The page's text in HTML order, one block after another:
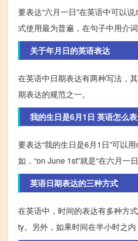
要表达“六月一日”在英语中可以
式使用最为普遍，在句子中用介
关于年月日的英语表达
在英语中日期表达有两种写法，
期表达的规范之一。
我的生日是6月1日 英语怎么
要表达“我的生日是6月1日”可以
如，“on June 1st”就是“在六月一日
英语日期表达的三种方式
在英语中，时间的表达有多种方
ty。另外，如果时间在半小时之